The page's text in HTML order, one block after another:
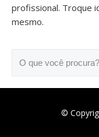
profissional. Troque
mesmo.
©